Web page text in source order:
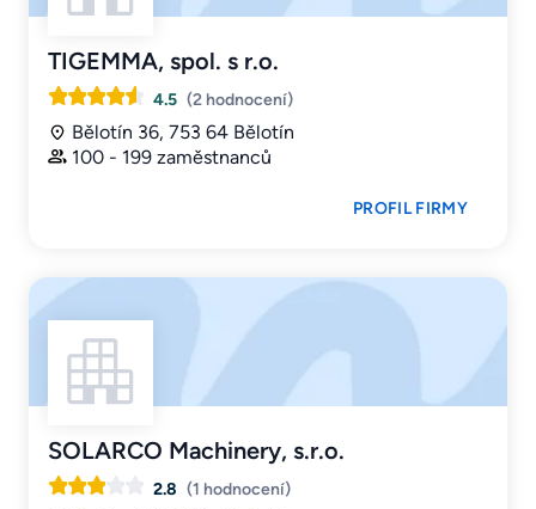
TIGEMMA, spol. s r.o.
4.5 (2 hodnocení)
Bělotín 36, 753 64 Bělotín
100 - 199 zaměstnanců
PROFIL FIRMY
SOLARCO Machinery, s.r.o.
2.8 (1 hodnocení)